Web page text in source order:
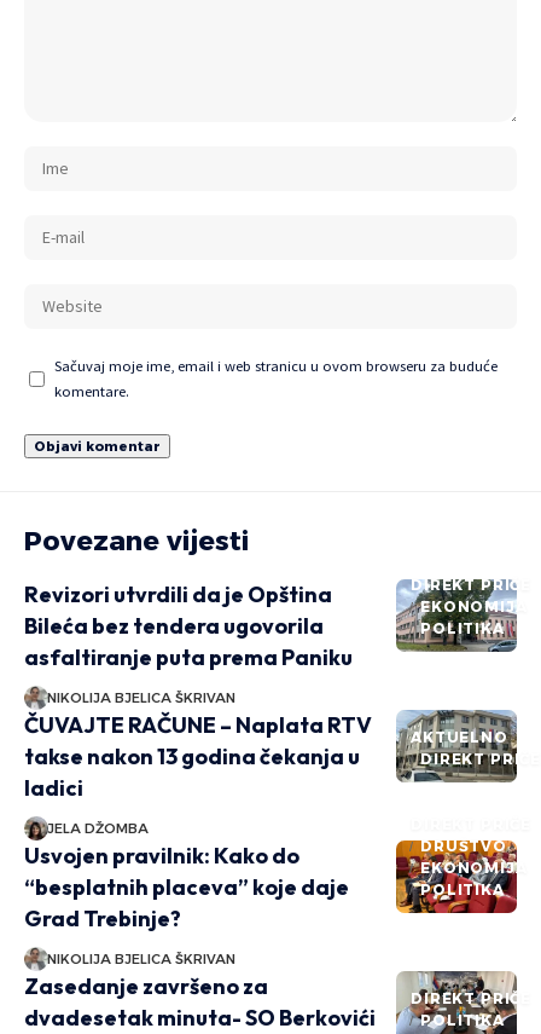
Sačuvaj moje ime, email i web stranicu u ovom browseru za buduće
komentare.
Povezane vijesti
DIREKT PRIČE
EKONOMIJA
POLITIKA
Revizori utvrdili da je Opština
Bileća bez tendera ugovorila
asfaltiranje puta prema Paniku
NIKOLIJA BJELICA ŠKRIVAN
AKTUELNO
DIREKT PRIČE
ČUVAJTE RAČUNE – Naplata RTV
takse nakon 13 godina čekanja u
ladici
JELA DŽOMBA
DRUŠTVO
EKONOMIJA
POLITIKA
Usvojen pravilnik: Kako do
“besplatnih placeva” koje daje
Grad Trebinje?
NIKOLIJA BJELICA ŠKRIVAN
DIREKT PRIČE
POLITIKA
Zasedanje završeno za
dvadesetak minuta- SO Berkovići